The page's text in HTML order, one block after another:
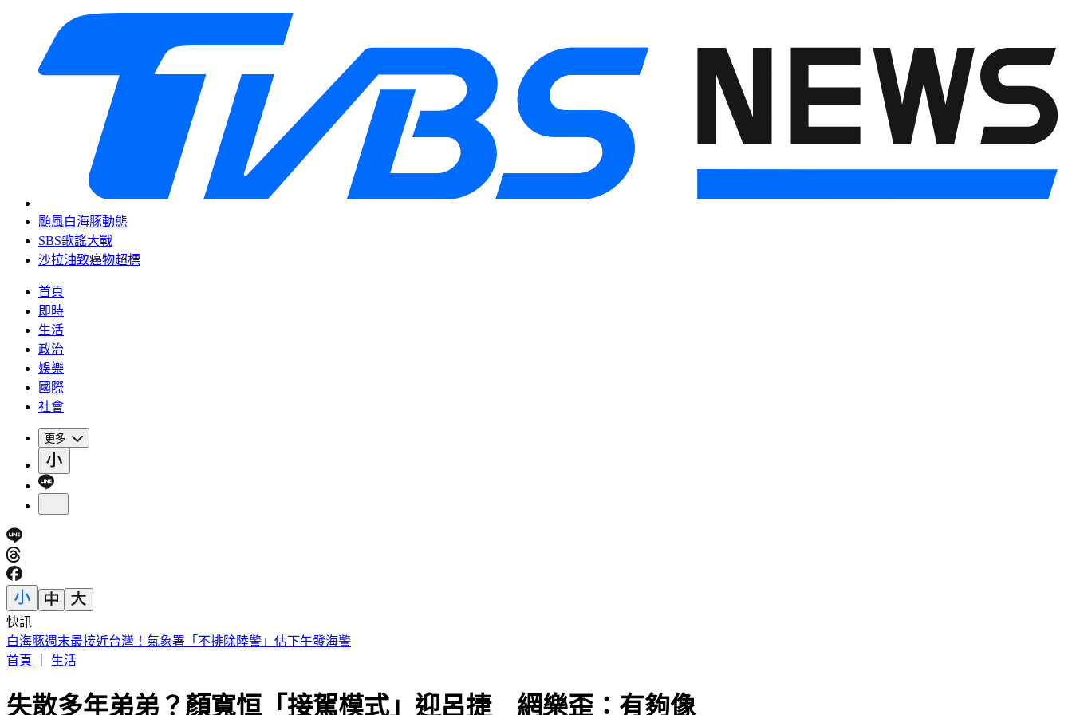
颱風白海豚動態
SBS歌謠大戰
沙拉油致癌物超標
首頁
即時
生活
政治
娛樂
國際
社會
更多
快訊
被選上國民法官該怎麼辦? 司法院廣告
首頁
生活
失散多年弟弟？顏寬恒「接駕模式」迎呂捷 網樂歪：有夠像